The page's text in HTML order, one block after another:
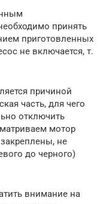
принять
приготовленных
не включается, т.
причиной
часть, для чего
отключить
мотор
не
до черного)
внимание на